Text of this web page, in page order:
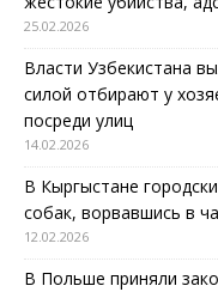
25.02.2026
Власти Узбекистана
силой отбирают у
посреди улиц
14.02.2026
В Кыргыстане
собак, ворвавшись в
12.02.2026
В Польше приняли